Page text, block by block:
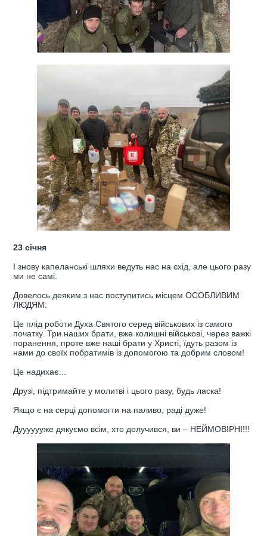
23 січня
І знову капеланські шляхи ведуть нас на схід, але цього разу
ми не самі.
Довелось деяким з нас поступитись місцем ОСОБЛИВИМ
ЛЮДЯМ:
Це плід роботи Духа Святого серед військових із самого
початку. Три наших брати, вже колишні військові, через важкі
поранення, проте вже наші брати у Христі, їдуть разом із
нами до своїх побратимів із допомогою та добрим словом!
Це надихає…
Друзі, підтримайте у молитві і цього разу, будь ласка!
Якщо є на серці допомогти на паливо, раді дуже!
Дууууууже дякуємо всім, хто долучився, ви – НЕЙМОВІРНІ!!!